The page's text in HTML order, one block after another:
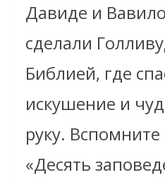
Давиде и
сделали
Библией, где
искушение и
руку. Вспомните
«Десять